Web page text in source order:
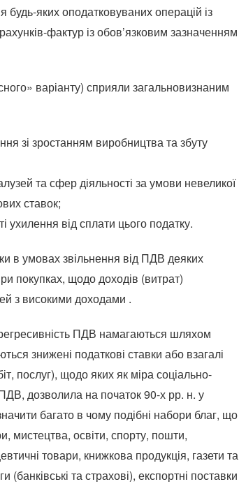
яких оподатковуваних операцій із
фактур із обов’язковим зазначенням
варіанту) сприяли загальновизнаним
зі зростанням виробництва та збуту
та сфер діяльності за умови невеликої
ставок;
від сплати цього податку.
в умовах звільнення від ПДВ деяких
покупках, щодо доходів (витрат)
з високими доходами .
регресивність ПДВ намагаються шляхом
знижені податкові ставки або взагалі
послуг), щодо яких як міра соціально-
дозволила на початок 90-х рр. н. у
багато в чому подібні набори благ, що
мистецтва, освіти, спорту, пошти,
товари, книжкова продукція, газети та
(банківські та страхові), експортні поставки